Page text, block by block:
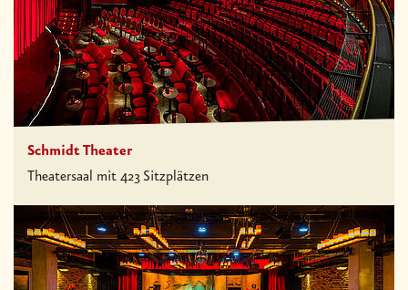
Schmidt Theater
Theatersaal mit 423 Sitzplätzen